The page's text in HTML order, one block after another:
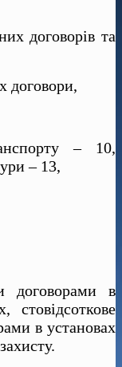
договорів та
договори,
– 10,
– 13,
договорами в
в установах